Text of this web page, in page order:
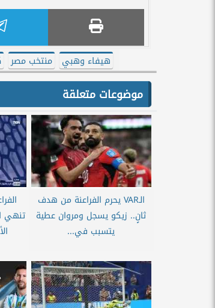
هيفاء وهبي منتخب مصر
موضوعات متعلقة
الـVAR يحرم الفراعنة من هدف
ثانٍ.. زيكو يسجل ومروان عطية
يتسبب في...
تنهي